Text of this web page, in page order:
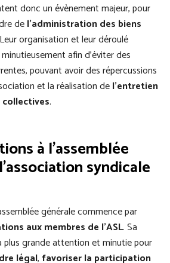
donc un évènement majeur, pour
del’administration des biens
organisation et leur déroulé
afin d’éviter des
pouvant avoir des répercussions
et la réalisation del’entretien
.
à l’assemblée
syndicale
générale commence par
aux membres de l’ASL. Sa
plus grande attention et minutie pour
légal, favoriser la participation